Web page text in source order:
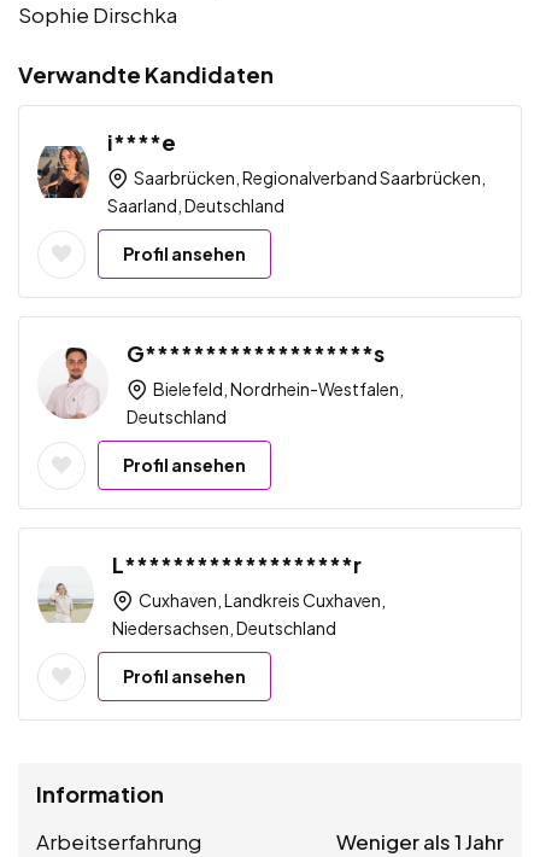
Sophie Dirschka
Verwandte Kandidaten
i****e
Saarbrücken, Regionalverband Saarbrücken,
Saarland, Deutschland
Profil ansehen
G*******************s
Bielefeld, Nordrhein-Westfalen,
Deutschland
Profil ansehen
L*******************r
Cuxhaven, Landkreis Cuxhaven,
Niedersachsen, Deutschland
Profil ansehen
Information
Arbeitserfahrung Weniger als 1 Jahr